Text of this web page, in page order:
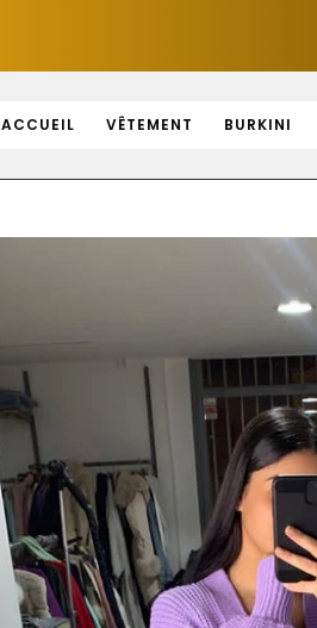
ACCUEIL VÊTEMENT BURKINI